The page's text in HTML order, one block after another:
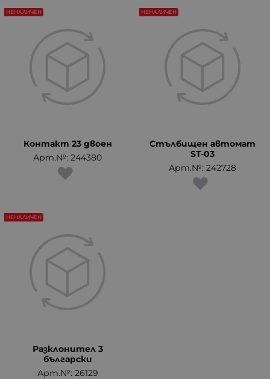
Контакт 23 двоен
Арт.№: 244380
НЕНАЛИЧЕН
Стълбищен автомат
ST-03
Арт.№: 242728
НЕНАЛИЧЕН
Разклонител 3
български
Арт.№: 26129
НЕНАЛИЧЕН